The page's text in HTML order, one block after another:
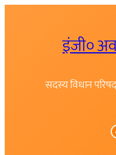
इंजी०
सदस्य विधान
Facebook